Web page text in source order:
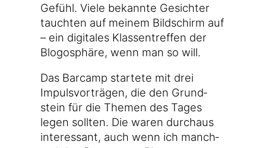
Gefühl. Vie­le bekann­te Gesich­ter
tauch­ten auf mei­nem Bild­schirm auf
– ein digi­ta­les Klas­sen­tref­fen der
Blogo­sphä­re, wenn man so will.
Das Bar­camp star­te­te mit drei
Impuls­vor­trä­gen, die den Grund­
stein für die The­men des Tages
legen soll­ten. Die waren durch­aus
inter­es­sant, auch wenn ich manch­